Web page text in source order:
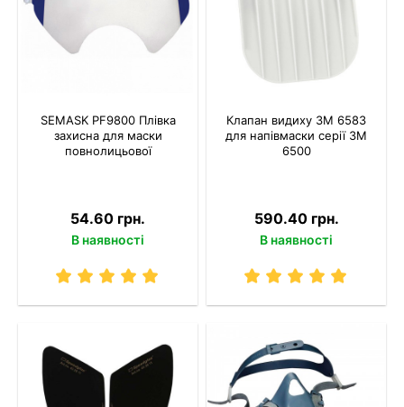
SEMASK PF9800 Плівка
захисна для маски
повнолицьової
54.60 грн.
В наявності
Клапан видиху 3М 6583
для напівмаски серії 3М
6500
590.40 грн.
В наявності